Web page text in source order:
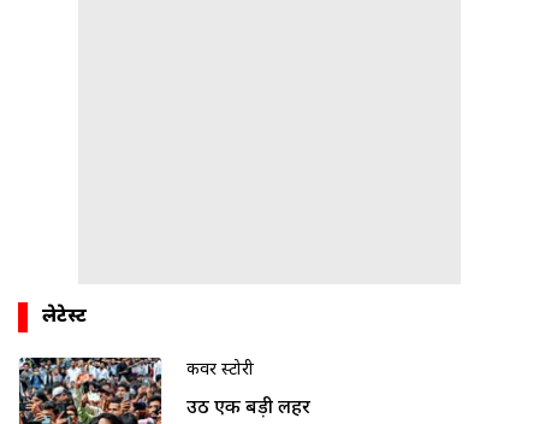
लेटेस्ट
कवर स्टोरी
उठी एक बड़ी लहर